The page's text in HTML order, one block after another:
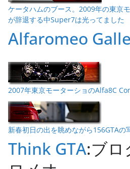
ケータハムのブース。2009年の東京
が辞退する中Super7は光ってました
Alfaromeo
2007年東京モーターショのAlfa8C
新春初日の出を眺めながら156GTAの
Think GTA:ブロ